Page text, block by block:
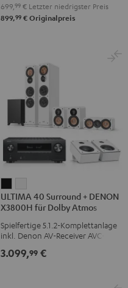
699, 99 € Letzter niedrigster Preis
899,99 € Originalpreis
40
Surround
+
X3800H
40
Surround
+
X3800H
ULTIMA 40 Surround + DENON
X3800H für Dolby Atmos
Spielfertige 5.1.2-Komplettanlage
inkl. Denon AV-Receiver AVC-
ULTIMA 40 Serie (Mk4) inkl.
3.099,99 €